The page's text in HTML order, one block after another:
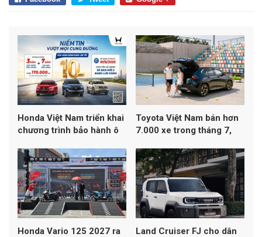
Honda Việt Nam triển khai
chương trình bảo hành ô
Toyota Việt Nam bán hơn
7.000 xe trong tháng 7,
doanh số
Honda Vario 125 2027 ra
Land Cruiser FJ cho dân